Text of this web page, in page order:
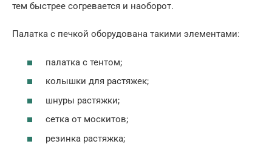
тем быстрее согревается и наоборот.
Палатка с печкой оборудована такими элементами:
палатка с тентом;
колышки для растяжек;
шнуры растяжки;
сетка от москитов;
резинка растяжка;